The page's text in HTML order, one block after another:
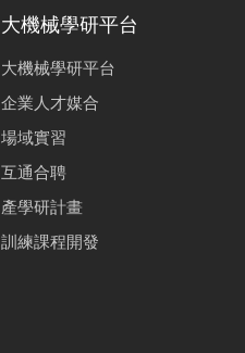
大機械學研平台
大機械學研平台
企業人才媒合
場域實習
互通合聘
產學研計畫
訓練課程開發